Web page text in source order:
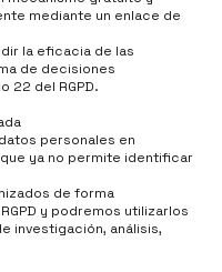
mediante un enlace de
la eficacia de las
de decisiones
22 del RGPD.
personales en
ya no permite identificar
de forma
y podremos utilizarlos
investigación, análisis,